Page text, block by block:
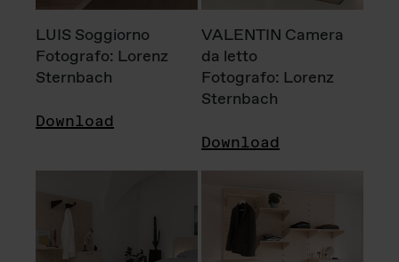
LUIS Soggiorno
Fotografo: Lorenz
Sternbach
Download
VALENTIN Camera
da letto
Fotografo: Lorenz
Sternbach
Download